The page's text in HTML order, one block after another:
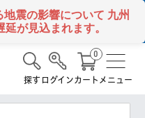
地震の影響について 九州
が見込まれます。
探す ログインカート
0
メニュー